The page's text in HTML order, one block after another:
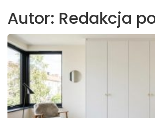
Autor: Redakcja